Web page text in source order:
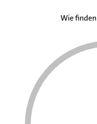
für kleine
Eingewachsene
Zukunft vermeiden
Haarentfernung mit
Nutzen, Risiken
Haarentfernung
beachten
Zuckerpaste zur
sogenannte
Wie